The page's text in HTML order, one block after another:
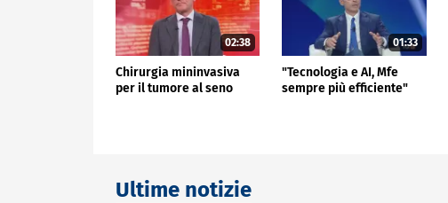
02:38
Chirurgia mininvasiva
per il tumore al seno
01:33
"Tecnologia e AI, Mfe
sempre più efficiente"
Ultime notizie